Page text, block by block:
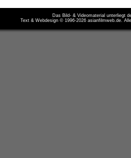
Das Bild- & Videomaterial unterliegt
Text & Webdesign © 1996-2026 asianfilmweb.de.